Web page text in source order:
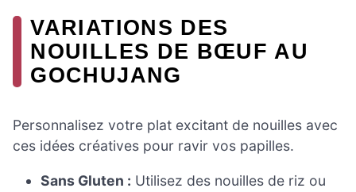
VARIATIONS DES
NOUILLES DE BŒUF AU
GOCHUJANG
Personnalisez votre plat excitant de nouilles avec
ces idées créatives pour ravir vos papilles.
Sans Gluten : Utilisez des nouilles de riz ou